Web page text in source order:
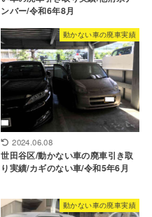
ンバー/令和6年8月
動かない車の廃車実績
2024.06.08
世田谷区/動かない車の廃車引き取
り実績/カギのない車/令和5年6月
動かない車の廃車実績